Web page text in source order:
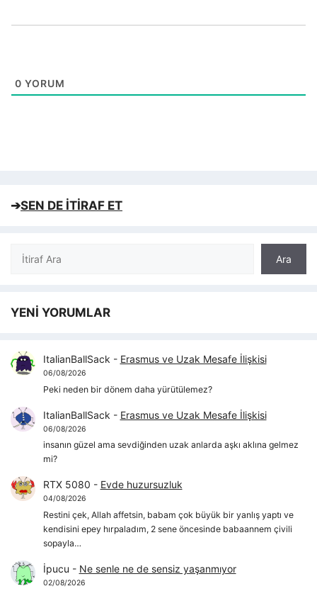
0 YORUM
➔SEN DE İTİRAF ET
Ara
Ara
YENİ YORUMLAR
ItalianBallSack - Erasmus ve Uzak Mesafe İlişkisi
06/08/2026
Peki neden bir dönem daha yürütülemez?
ItalianBallSack - Erasmus ve Uzak Mesafe İlişkisi
06/08/2026
insanın güzel ama sevdiğinden uzak anlarda aşkı aklına gelmez
mi?
RTX 5080 - Evde huzursuzluk
04/08/2026
Restini çek, Allah affetsin, babam çok büyük bir yanlış yaptı ve
kendisini epey hırpaladım, 2 sene öncesinde babaannem çivili
sopayla…
İpucu - Ne senle ne de sensiz yaşanmıyor
02/08/2026